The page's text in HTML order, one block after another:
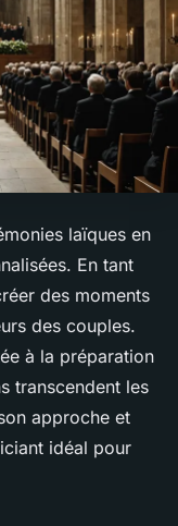
laïques en
En tant
des moments
des couples.
à la préparation
transcendent les
approche et
idéal pour